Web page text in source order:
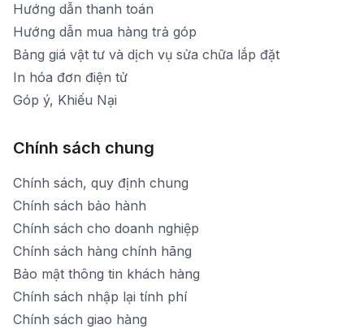
Hướng dẫn thanh toán
Hướng dẫn mua hàng trả góp
Bảng giá vật tư và dịch vụ sửa chữa lắp đặt
In hóa đơn điện tử
Góp ý, Khiếu Nại
Chính sách chung
Chính sách, quy định chung
Chính sách bảo hành
Chính sách cho doanh nghiệp
Chính sách hàng chính hãng
Bảo mật thông tin khách hàng
Chính sách nhập lại tính phí
Chính sách giao hàng